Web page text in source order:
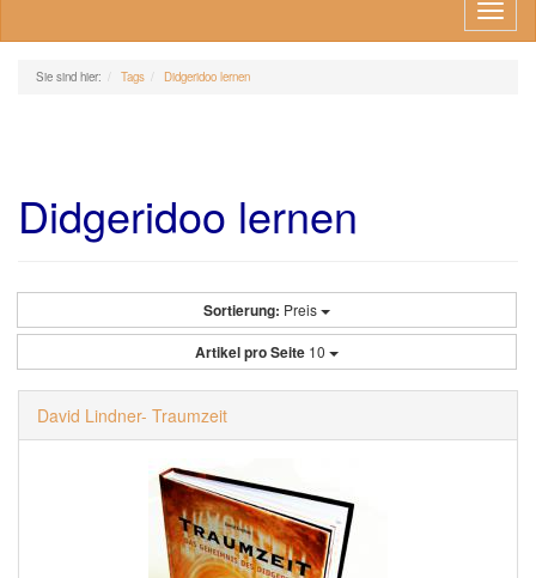
Sie sind hier: Tags Didgeridoo lernen
Didgeridoo lernen
Sortierung: Preis
Artikel pro Seite 10
David Lindner- Traumzeit